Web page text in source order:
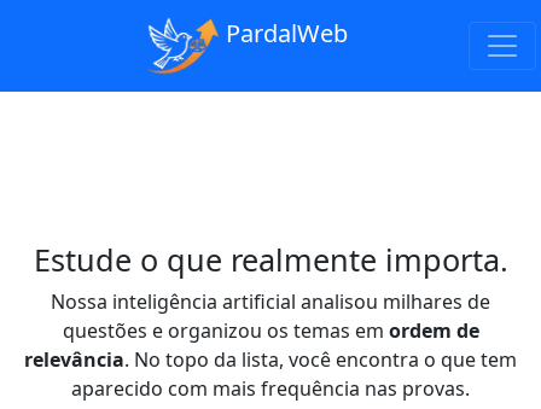
PardalWeb
Estude o que realmente importa.
Nossa inteligência artificial analisou milhares de
questões e organizou os temas em ordem de
relevância. No topo da lista, você encontra o que tem
aparecido com mais frequência nas provas.